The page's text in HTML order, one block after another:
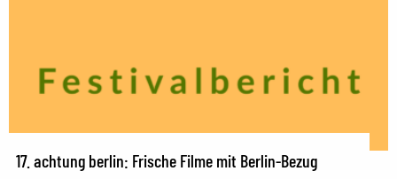
17. achtung berlin: Frische Filme mit Berlin-Bezug